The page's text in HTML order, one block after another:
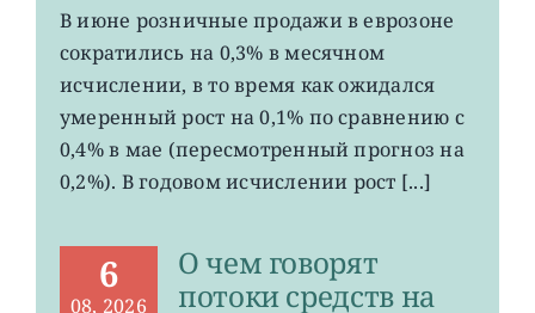
EZU,
HEDJ:
розничные
продажи
зоне
евро
В июне розничные продажи в еврозоне
сократились на 0,3% в месячном
исчислении, в то время как ожидался
умеренный рост на 0,1% по сравнению с
0,4% в мае (пересмотренный прогноз на
0,2%). В годовом исчислении рост [...]
6
08, 2026
О чем говорят
потоки средств на